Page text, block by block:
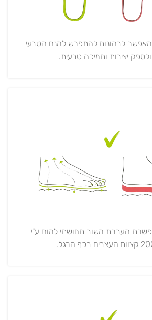
לבהונות להתפרש למנח הטבעי
יציבות ותמיכה טבעית.
העברת משוב תחושתי למוח ע"י
הרגל.